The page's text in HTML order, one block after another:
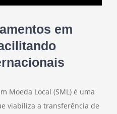
em
Moeda Local (SML) é uma
viabiliza a transferência de